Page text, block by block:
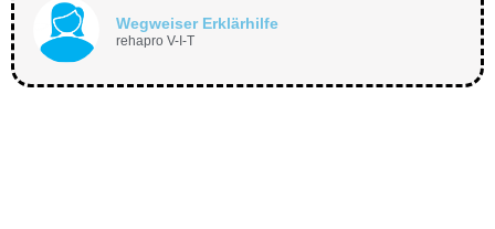
Wegweiser Erklärhilfe
rehapro V-I-T